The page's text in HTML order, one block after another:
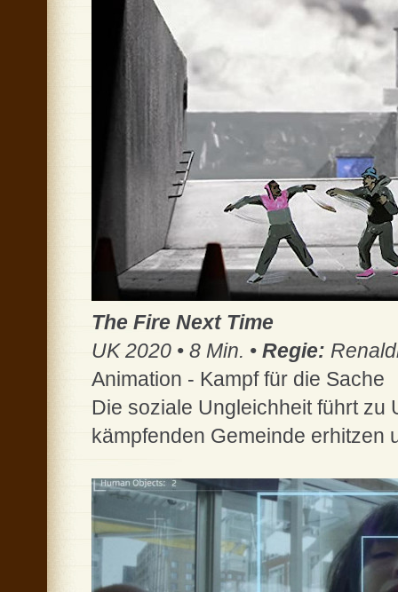
The Fire Next Time
UK 2020 • 8 Min. • Regie:
Animation - Kampf für die Sache
Die soziale Ungleichheit führt zu
kämpfenden Gemeinde erhitzen